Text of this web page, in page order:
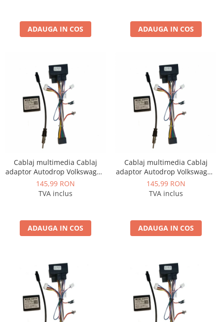
ADAUGA IN COS ADAUGA IN COS
Cablaj multimedia Cablaj
adaptor Autodrop Volkswagen
Polo (2004-2010) pentru
Navigații multimedia Android
145,99 RON
TVA inclus
ADAUGA IN COS
Cablaj multimedia Cablaj
adaptor Autodrop Volkswagen
Tiguan (2008-2010) pentru
Navigații multimedia Android
145,99 RON
TVA inclus
ADAUGA IN COS